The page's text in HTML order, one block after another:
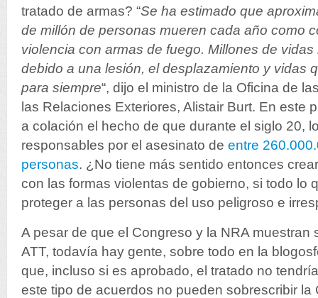
tratado de armas? “Se ha estimado que
de millón de personas mueren cada año como
violencia con armas de fuego. Millones de
debido a una lesión, el desplazamiento y vidas
para siempre“, dijo el ministro de la Oficina de
las Relaciones Exteriores, Alistair Burt. En este
a colación el hecho de que durante el siglo 20,
responsables por el asesinato de entre
personas. ¿No tiene más sentido entonces
con las formas violentas de gobierno, si todo lo
proteger a las personas del uso peligroso e
A pesar de que el Congreso y la NRA muestran
ATT, todavía hay gente, sobre todo en la
que, incluso si es aprobado, el tratado no
este tipo de acuerdos no pueden sobrescribir la